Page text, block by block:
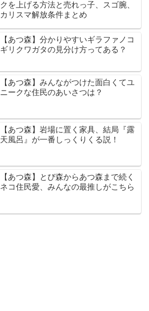
クを上げる方法と売れっ子、スゴ腕、
カリスマ解放条件まとめ
【あつ森】分かりやすいギラファノコ
ギリクワガタの見分け方ってある？
【あつ森】みんながつけた面白くてユ
ニークな住民のあいさつは？
【あつ森】岩場に置く家具、結局『露
天風呂』が一番しっくりくる説！
【あつ森】とび森からあつ森まで続く
ネコ住民愛、みんなの最推しがこちら